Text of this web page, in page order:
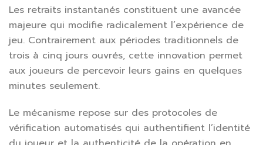
Les retraits instantanés constituent une avancée
majeure qui modifie radicalement l’expérience de
jeu. Contrairement aux périodes traditionnels de
trois à cinq jours ouvrés, cette innovation permet
aux joueurs de percevoir leurs gains en quelques
minutes seulement.
Le mécanisme repose sur des protocoles de
vérification automatisés qui authentifient l’identité